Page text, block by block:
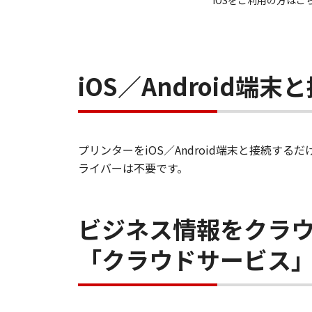
iOS／Android端末
プリンターをiOS／Android端末と接続するだ
ライバーは不要です。
ビジネス情報をクラ
「クラウドサービス